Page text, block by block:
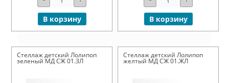
В корзину В корзину
Стеллаж детский Лолипоп
зеленый МД СЖ 01.ЗЛ
Стеллаж детский Лолипоп
желтый МД СЖ 01.ЖЛ